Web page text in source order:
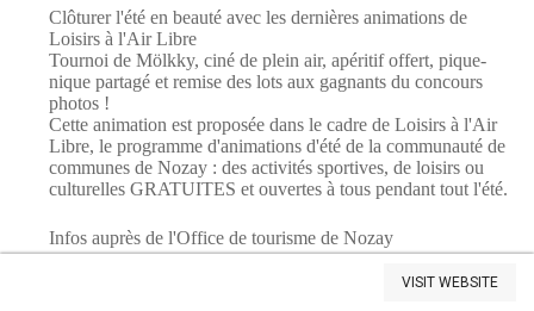
View list
Clôturer l'été en beauté avec les dernières animations de
Loisirs à l'Air Libre
Tournoi de Mölkky, ciné de plein air, apéritif offert, pique-
nique partagé et remise des lots aux gagnants du concours
photos !
Cette animation est proposée dans le cadre de Loisirs à l'Air
Libre, le programme d'animations d'été de la communauté de
communes de Nozay : des activités sportives, de loisirs ou
culturelles GRATUITES et ouvertes à tous pendant tout l'été.
Infos auprès de l'Office de tourisme de Nozay
VISIT WEBSITE
Feb 11, 2018 |Germany
Rakovnické mölkkování
Feb 24, 2018
SM HalliMölkky - Finnish Championship
Feb 24, 2018|Finland
Tournoi de l'ASSER